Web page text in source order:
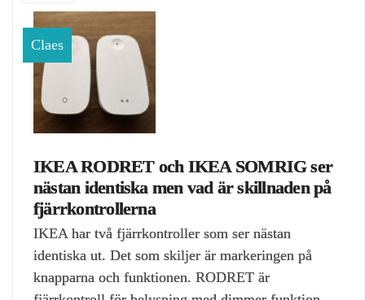
Claes
IKEA RODRET och IKEA SOMRIG ser
nästan identiska men vad är skillnaden på
fjärrkontrollerna
IKEA har två fjärrkontroller som ser nästan
identiska ut. Det som skiljer är markeringen på
knapparna och funktionen. RODRET är